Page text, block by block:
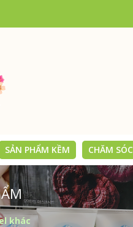
SẢN PHẨM KỀM CHĂM SÓC
khác